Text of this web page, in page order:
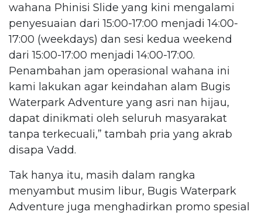
wahana Phinisi Slide yang kini mengalami
penyesuaian dari 15:00-17:00 menjadi 14:00-
17:00 (weekdays) dan sesi kedua weekend
dari 15:00-17:00 menjadi 14:00-17:00.
Penambahan jam operasional wahana ini
kami lakukan agar keindahan alam Bugis
Waterpark Adventure yang asri nan hijau,
dapat dinikmati oleh seluruh masyarakat
tanpa terkecuali,” tambah pria yang akrab
disapa Vadd.
Tak hanya itu, masih dalam rangka
menyambut musim libur, Bugis Waterpark
Adventure juga menghadirkan promo spesial